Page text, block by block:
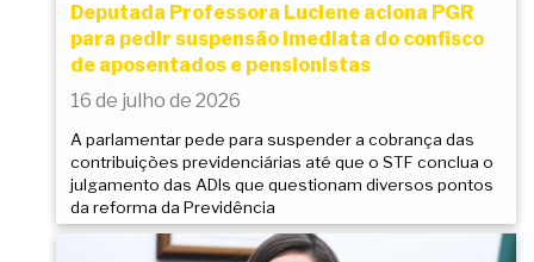
Deputada Professora Luciene aciona PGR
para pedir suspensão imediata do confisco
de aposentados e pensionistas
16 de julho de 2026
A parlamentar pede para suspender a cobrança das
contribuições previdenciárias até que o STF conclua o
julgamento das ADIs que questionam diversos pontos
da reforma da Previdência